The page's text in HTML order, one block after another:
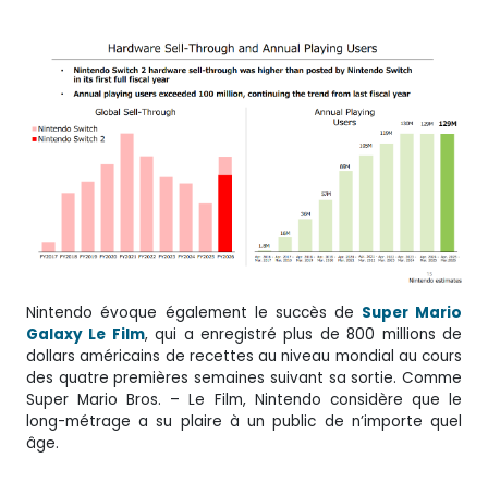
Nintendo évoque également le succès de Super Mario
Galaxy Le Film, qui a enregistré plus de 800 millions de
dollars américains de recettes au niveau mondial au cours
des quatre premières semaines suivant sa sortie. Comme
Super Mario Bros. – Le Film, Nintendo considère que le
long-métrage a su plaire à un public de n’importe quel
âge.